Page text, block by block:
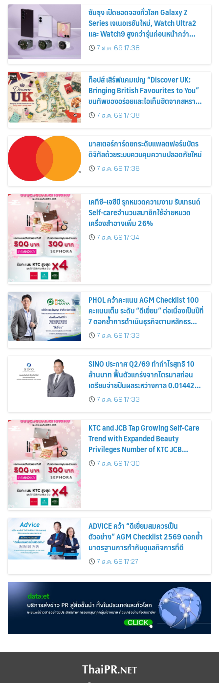
ซัมซุง เปิดยอดจองทั่วโลก Galaxy Z
Series เจเนอเรชันใหม่, Watch Ultra2
และ Watch9 สูงกว่ารุ่นก่อนหน้ากว่า
30%7 ส.ค. 69 17:38
ท็อปส์ เสิร์ฟแคมเปญ “Discover UK:
Bringing British Favourites to You”
ขนทัพของอร่อยและไอเท็มฮิตจากสหราช
อาณาจักร ส่งตรงถึงมือตั้งแต่วันนี้ – 18
สิงหาคมนี้
7 ส.ค. 69 17:38
มาสเตอร์การ์ดยกระดับแพลตฟอร์มบัตร
ดิจิทัลด้วยระบบควบคุมความปลอดภัยใหม่
7 ส.ค. 69 17:36
เคทีซี–เจซีบี รุกหมวดความงาม รับเทรนด์
Self-careจำนวนสมาชิกใช้จ่ายหมวด
เครื่องสำอางเพิ่ม 26%
7 ส.ค. 69 17:34
PHOL คว้าคะแนน AGM Checklist 100
คะแนนเต็ม ระดับ “ดีเยี่ยม” ต่อเนื่องเป็นปีที่
7 ตอกย้ำการดำเนินธุรกิจตามหลักธร
รมาภิบาล โปร่งใส สร้างความเชื่อมั่นผู้ถือ
หุ้น
7 ส.ค. 69 17:33
SINO ประกาศ Q2/69 ทำกำไรสุทธิ 10
ล้านบาท ฟื้นตัวแกร่งจากไตรมาสก่อน
เตรียมจ่ายปันผลระหว่างกาล 0.014423
บาทต่อหุ้น ครึ่งปีหลังมุ่งเติบโตต่อเนื่อง
7 ส.ค. 69 17:33
KTC and JCB Tap Growing Self-Care
Trend with Expanded Beauty
Privileges Number of KTC JCB
Cardmembers Spending on
Cosmetics Rises 26%
7 ส.ค. 69 17:30
ADVICE คว้า “ดีเยี่ยมสมควรเป็น
ตัวอย่าง” AGM Checklist 2569 ตอกย้ำ
มาตรฐานการกำกับดูแลกิจการที่ดี
7 ส.ค. 69 17:27